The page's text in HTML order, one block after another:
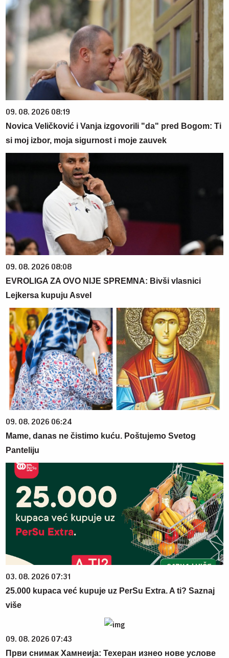
09. 08. 2026 08:19
Novica Veličković i Vanja izgovorili "da" pred Bogom: Ti
si moj izbor, moja sigurnost i moje zauvek
09. 08. 2026 08:08
EVROLIGA ZA OVO NIJE SPREMNA: Bivši vlasnici
Lejkersa kupuju Asvel
09. 08. 2026 06:24
Mame, danas ne čistimo kuću. Poštujemo Svetog
Panteliju
03. 08. 2026 07:31
25.000 kupaca već kupuje uz PerSu Extra. A ti? Saznaj
više
09. 08. 2026 07:43
Први снимак Хамнеија: Техеран изнео нове услове